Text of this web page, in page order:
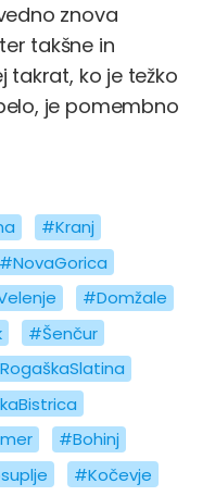
znova
takšne in
takrat, ko je težko
je pomembno
#Kranj
#NovaGorica
#Domžale
#Šenčur
#Bohinj
#Kočevje